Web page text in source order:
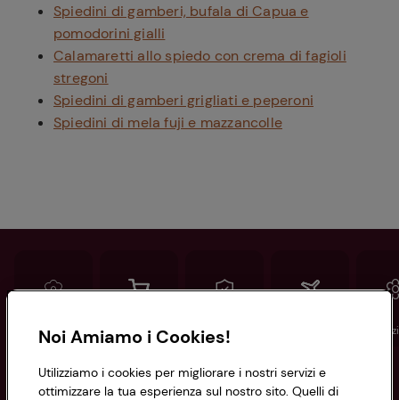
Spiedini di gamberi, bufala di Capua e
pomodorini gialli
Calamaretti allo spiedo con crema di fagioli
stregoni
Spiedini di gamberi grigliati e peperoni
Spiedini di mela fuji e mazzancolle
Conad Spesa online Assicurazioni
Informazioni
Noi Amiamo i Cookies!
Utilizziamo i cookies per migliorare i nostri servizi e
ottimizzare la tua esperienza sul nostro sito. Quelli di